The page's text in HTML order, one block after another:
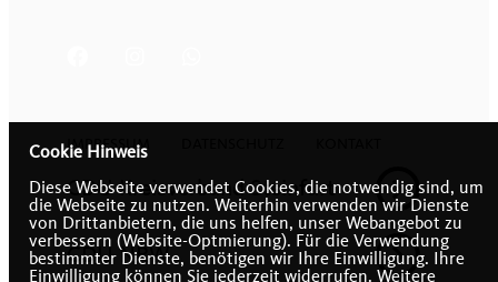
IMPRESSUM
CDU Kreisverband Steinfurt
CDU NRW
Cookie Hinweis
Diese Webseite verwendet Cookies, die notwendig sind, um
die Webseite zu nutzen. Weiterhin verwenden wir Dienste
von Drittanbietern, die uns helfen, unser Webangebot zu
verbessern (Website-Optmierung). Für die Verwendung
bestimmter Dienste, benötigen wir Ihre Einwilligung. Ihre
Einwilligung können Sie jederzeit widerrufen. Weitere